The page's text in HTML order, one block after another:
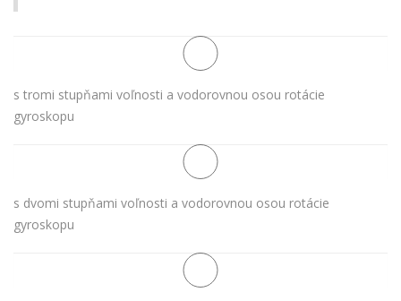
s tromi stupňami voľnosti a vodorovnou osou rotácie
gyroskopu
s dvomi stupňami voľnosti a vodorovnou osou rotácie
gyroskopu